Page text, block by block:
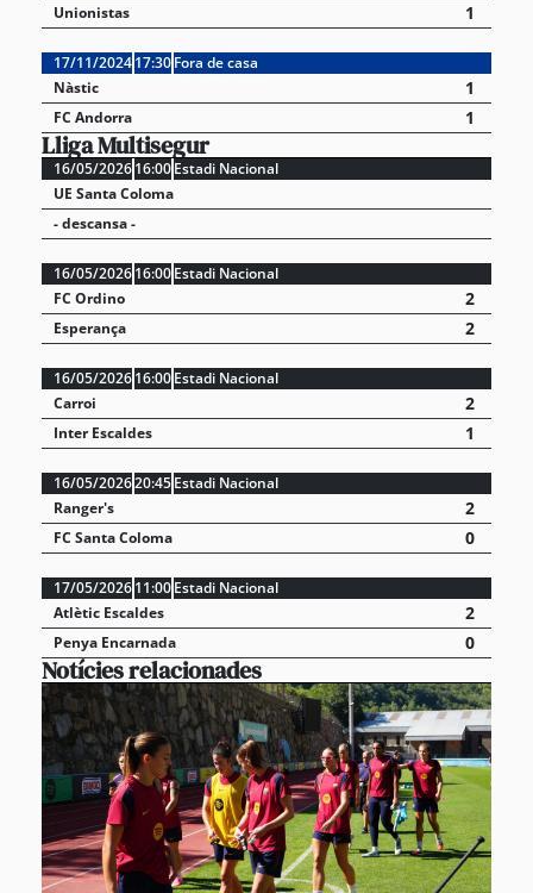
Unionistas 1
17/11/202417:30Fora de casa
Nàstic
1
FC Andorra 1
Lliga Multisegur
16/05/202616:00Estadi Nacional
UE Santa Coloma
- descansa -
16/05/202616:00Estadi Nacional
FC Ordino
2
Esperança 2
16/05/202616:00Estadi Nacional
Carroi
2
Inter Escaldes 1
16/05/202620:45Estadi Nacional
Ranger's
2
FC Santa Coloma 0
17/05/202611:00Estadi Nacional
Atlètic Escaldes
2
Penya Encarnada 0
Notícies relacionades